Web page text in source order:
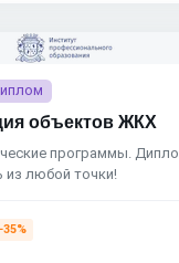
объектов ЖКХ
программы.
из любой точки!